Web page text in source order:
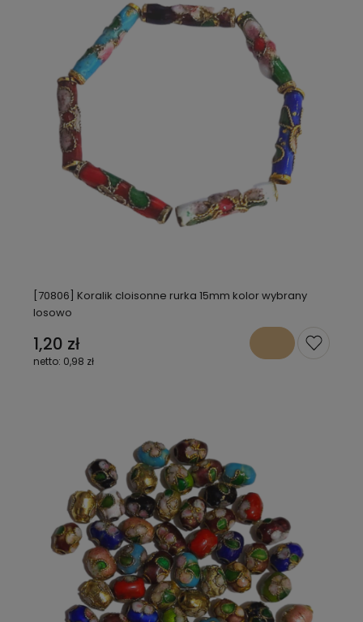
[70806] Koralik cloisonne rurka 15mm kolor wybrany
losowo
1,20 zł
0,98 zł